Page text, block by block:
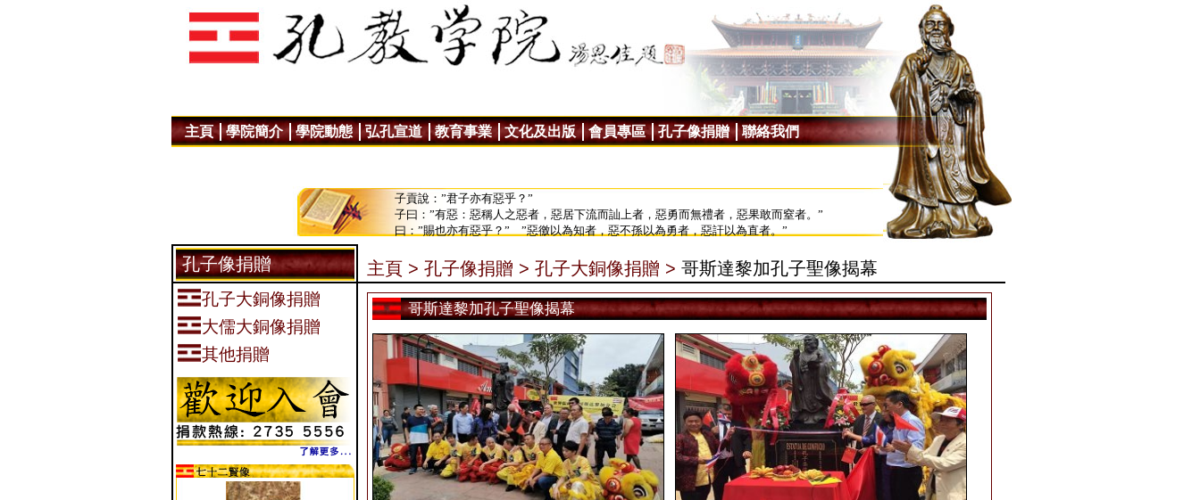
主頁 學院簡介 學院動態 弘孔宣道 教育事業 文化及出版 會員專區 孔子像捐贈 聯絡我們
子貢說：”君子亦有惡乎？”
子曰：”有惡：惡稱人之惡者，惡居下流而訕上者，惡勇而無禮者，惡果敢而窒者。”
曰：”賜也亦有惡乎？” ”惡徼以為知者，惡不孫以為勇者，惡訐以為直者。”
孔子像捐贈
孔子大銅像捐贈
大儒大銅像捐贈
其他捐贈
主頁 > 孔子像捐贈 > 孔子大銅像捐贈 > 哥斯達黎加孔子聖像揭幕
哥斯達黎加孔子聖像揭幕